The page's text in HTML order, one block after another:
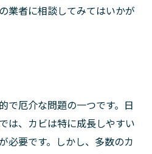
業者に相談してみてはいかが
で厄介な問題の一つです。日
は、カビは特に成長しやすい
必要です。しかし、多数のカ